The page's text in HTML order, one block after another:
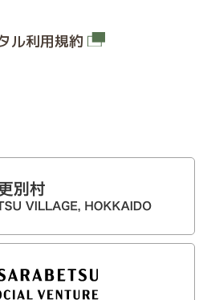
ル利⽤規約